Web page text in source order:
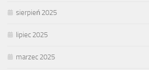
sierpień 2025
lipiec 2025
marzec 2025